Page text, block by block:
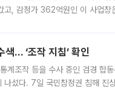
고, 감정가 362억원인 이 사업
색… ‘조작 지침’ 확인
조작 등을 수사 중인 검경 합동
섰다. 7일 국민참정권 침해 진